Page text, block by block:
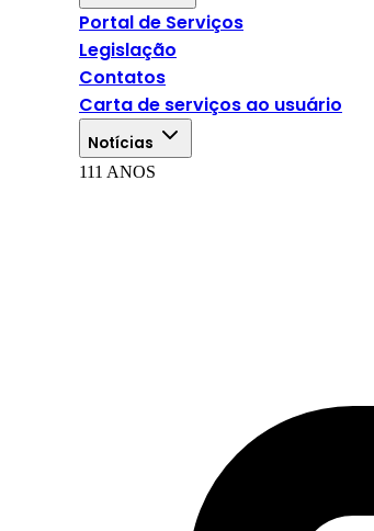
Portal de Serviços
Legislação
Contatos
Carta de serviços ao usuário
Notícias
111 ANOS